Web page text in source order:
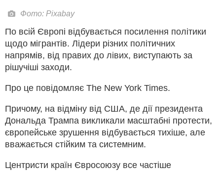
Фото: Pixabay
По всій Європі відбувається посилення політики
щодо мігрантів. Лідери різних політичних
напрямів, від правих до лівих, виступають за
рішучіші заходи.
Про це повідомляє The New York Times.
Причому, на відміну від США, де дії президента
Дональда Трампа викликали масштабні протести,
європейське зрушення відбувається тихіше, але
вважається стійким та системним.
Центристи країн Євросоюзу все частіше